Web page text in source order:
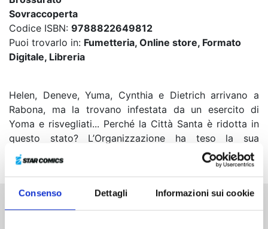
Consenso Dettagli Informazioni sui cookie
Sovraccoperta
Codice ISBN: 9788822649812
Puoi trovarlo in: Fumetteria, Online store, Formato
Digitale, Libreria
Helen, Deneve, Yuma, Cynthia e Dietrich arrivano a
Rabona, ma la trovano infestata da un esercito di
Yoma e risvegliati... Perché la Città Santa è ridotta in
questo stato? L’Organizzazione ha teso la sua
trappola. Chi, tra le guerriere, riuscirà a sopravvivere?